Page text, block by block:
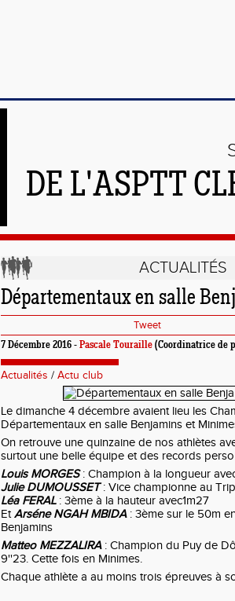
DE L'ASPTT
ACTUALITÉS
Départementaux en salle
Tweet
7 Décembre 2016 - Pascale Touraille (Coordinatrice de
Actualités / Actu club
Le dimanche 4 décembre avaient lieu les
Départementaux en salle Benjamins et
On retrouve une quinzaine de nos athlètes
surtout une belle équipe et des records
Louis MORGES: Champion à la longueur
Julie DUMOUSSET: Vice championne au
Léa FERAL: 3ème à la hauteur avec1m27
EtArséne NGAH MBIDA: 3ème sur le 50m
Benjamins
Matteo MEZZALIRA: Champion du Puy de
9''23. Cette fois en Minimes.
Chaque athlète a au moins trois épreuves à